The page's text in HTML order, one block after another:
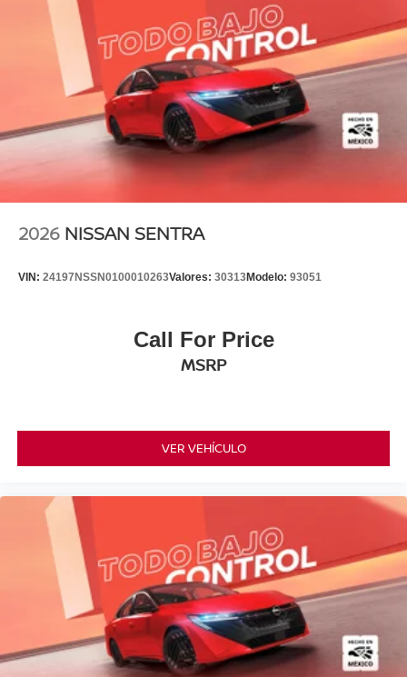
2026 NISSAN SENTRA
VIN: 24197NSSN0100010263Valores: 30313Modelo: 93051
Call For Price
MSRP
VER VEHÍCULO